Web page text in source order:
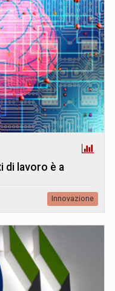
di lavoro è a
Innovazione